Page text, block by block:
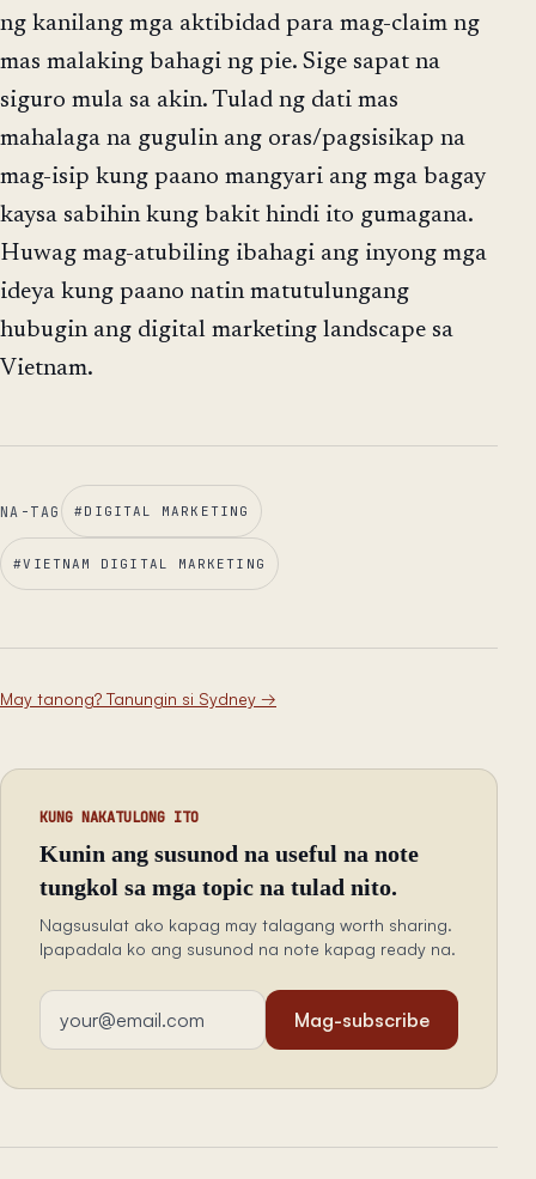
ng kanilang mga aktibidad para mag-claim ng
mas malaking bahagi ng pie. Sige sapat na
siguro mula sa akin. Tulad ng dati mas
mahalaga na gugulin ang oras/pagsisikap na
mag-isip kung paano mangyari ang mga bagay
kaysa sabihin kung bakit hindi ito gumagana.
Huwag mag-atubiling ibahagi ang inyong mga
ideya kung paano natin matutulungang
hubugin ang digital marketing landscape sa
Vietnam.
NA-TAG #DIGITAL MARKETING
#VIETNAM DIGITAL MARKETING
May tanong? Tanungin si Sydney →
KUNG NAKATULONG ITO
Kunin ang susunod na useful na note
tungkol sa mga topic na tulad nito.
Nagsusulat ako kapag may talagang worth sharing.
Ipapadala ko ang susunod na note kapag ready na.
Email address
Mag-subscribe